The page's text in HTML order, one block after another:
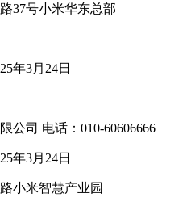
37号小米华东总部
年3月24日
公司 电话：010-60606666
年3月24日
小米智慧产业园